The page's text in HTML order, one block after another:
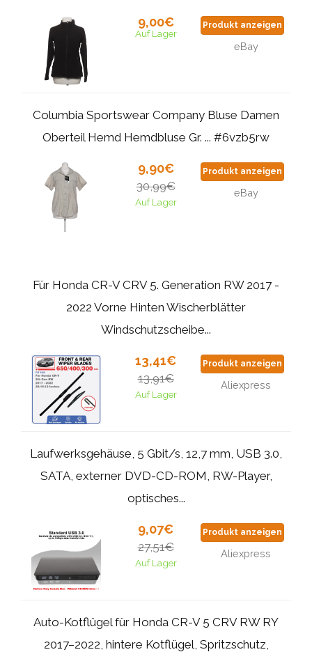
9,00€
Auf Lager
Produkt anzeigen
eBay
Columbia Sportswear Company Bluse Damen
Oberteil Hemd Hemdbluse Gr. ... #6vzb5rw
9,90€
30,99€
Auf Lager
Produkt anzeigen
eBay
Für Honda CR-V CRV 5. Generation RW 2017 -
2022 Vorne Hinten Wischerblätter
Windschutzscheibe...
13,41€
13,91€
Auf Lager
Produkt anzeigen
Aliexpress
Laufwerksgehäuse, 5 Gbit/s, 12,7 mm, USB 3.0,
SATA, externer DVD-CD-ROM, RW-Player,
optisches...
9,07€
27,51€
Auf Lager
Produkt anzeigen
Aliexpress
Auto-Kotflügel für Honda CR-V 5 CRV RW RY
2017–2022, hintere Kotflügel, Spritzschutz,